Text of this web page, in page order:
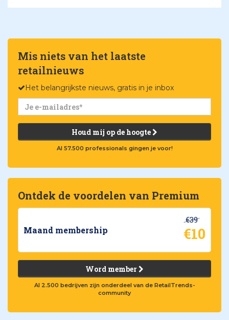
Mis niets van het laatste
retailnieuws
Het belangrijkste nieuws, gratis in je inbox
Houd mij op de hoogte
Al 57.500 professionals gingen je voor!
Ontdek de voordelen van Premium
Maand membership
€39
€10
Word member
Al 2.500 bedrijven zijn onderdeel van de RetailTrends-
community